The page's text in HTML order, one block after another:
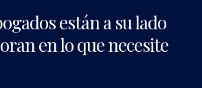
están a su lado
en lo que necesite